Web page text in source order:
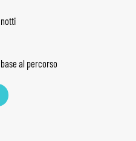
al percorso